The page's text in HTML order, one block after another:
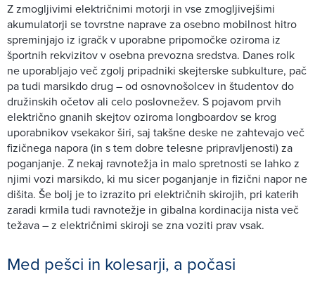
Z zmogljivimi električnimi motorji in vse zmogljivejšimi
akumulatorji se tovrstne naprave za osebno mobilnost hitro
spreminjajo iz igračk v uporabne pripomočke oziroma iz
športnih rekvizitov v osebna prevozna sredstva. Danes rolk
ne uporabljajo več zgolj pripadniki skejterske subkulture, pač
pa tudi marsikdo drug – od osnovnošolcev in študentov do
družinskih očetov ali celo poslovnežev. S pojavom prvih
električno gnanih skejtov oziroma longboardov se krog
uporabnikov vsekakor širi, saj takšne deske ne zahtevajo več
fizičnega napora (in s tem dobre telesne pripravljenosti) za
poganjanje. Z nekaj ravnotežja in malo spretnosti se lahko z
njimi vozi marsikdo, ki mu sicer poganjanje in fizični napor ne
dišita. Še bolj je to izrazito pri električnih skirojih, pri katerih
zaradi krmila tudi ravnotežje in gibalna kordinacija nista več
težava – z električnimi skiroji se zna voziti prav vsak.
Med pešci in kolesarji, a počasi